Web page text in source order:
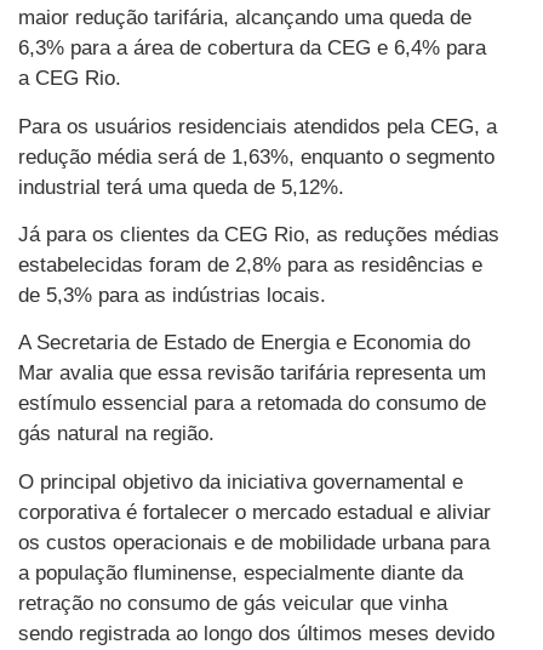
maior redução tarifária, alcançando uma queda de
6,3% para a área de cobertura da CEG e 6,4% para
a CEG Rio.
Para os usuários residenciais atendidos pela CEG, a
redução média será de 1,63%, enquanto o segmento
industrial terá uma queda de 5,12%.
Já para os clientes da CEG Rio, as reduções médias
estabelecidas foram de 2,8% para as residências e
de 5,3% para as indústrias locais.
A Secretaria de Estado de Energia e Economia do
Mar avalia que essa revisão tarifária representa um
estímulo essencial para a retomada do consumo de
gás natural na região.
O principal objetivo da iniciativa governamental e
corporativa é fortalecer o mercado estadual e aliviar
os custos operacionais e de mobilidade urbana para
a população fluminense, especialmente diante da
retração no consumo de gás veicular que vinha
sendo registrada ao longo dos últimos meses devido